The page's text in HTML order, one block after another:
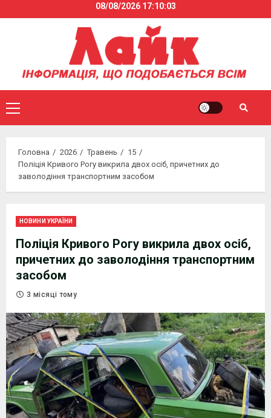
to
08/08/2026 17:10:03
Primary
Menu
Головна 2026 Травень
15
Поліція Кривого Рогу викрила двох осіб, причетних до
заволодіння транспортним засобом
НОВИНИ УКРАЇНИ
Поліція Кривого Рогу викрила двох осіб,
причетних до заволодіння транспортним
засобом
3 місяці тому